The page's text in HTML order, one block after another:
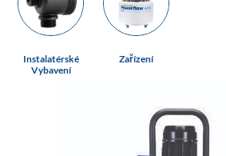
Instalatérské
Vybavení
Zařízení